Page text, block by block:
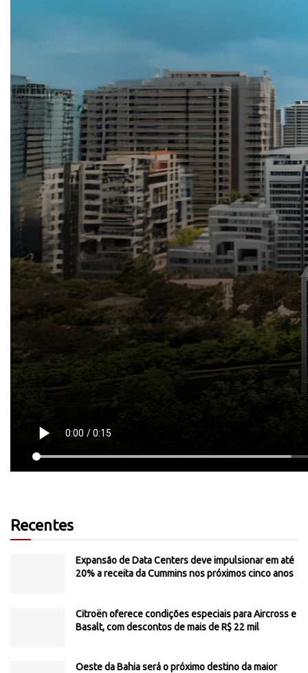
Recentes
Expansão de Data Centers deve impulsionar em até
20% a receita da Cummins nos próximos cinco anos
Citroën oferece condições especiais para Aircross e
Basalt, com descontos de mais de R$ 22 mil
Oeste da Bahia será o próximo destino da maior